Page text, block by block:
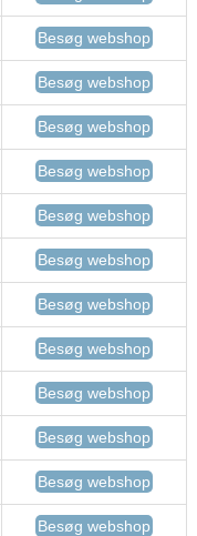
Besøg webshop
Besøg webshop
Besøg webshop
Besøg webshop
Besøg webshop
Besøg webshop
Besøg webshop
Besøg webshop
Besøg webshop
Besøg webshop
Besøg webshop
Besøg webshop